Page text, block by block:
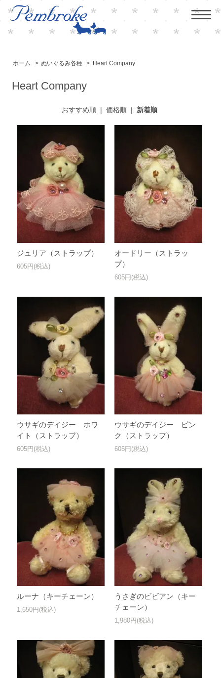
ホーム > ぬいぐるみ各種 > Heart Company
Heart Company
おすすめ順| 価格順| 新着順
ジュリア（ストラップ）
605円(税込)
オードリー（ストラッ
プ）
605円(税込)
ウサギのデイジー ホワ
イト（ストラップ）
605円(税込)
ウサギのデイジー ピン
ク（ストラップ）
605円(税込)
ルーナ（キーチェーン）
1,650円(税込)
うさぎのビビアン（キー
チェーン）
1,980円(税込)